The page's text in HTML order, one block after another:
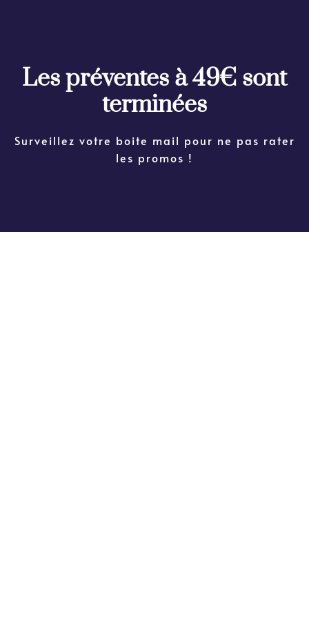
Les préventes à 49€ sont
terminées
Surveillez votre boite mail pour ne pas rater
les promos !